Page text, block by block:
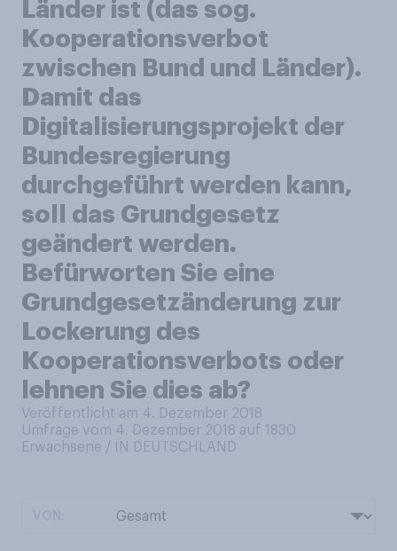
Länder ist (das sog.
Kooperationsverbot
zwischen Bund und Länder).
Damit das
Digitalisierungsprojekt der
Bundesregierung
durchgeführt werden kann,
soll das Grundgesetz
geändert werden.
Befürworten Sie eine
Grundgesetzänderung zur
Lockerung des
Kooperationsverbots oder
lehnen Sie dies ab?
Veröffentlicht am 4. Dezember 2018
Umfrage vom 4. Dezember 2018 auf 1830
Erwachsene / IN DEUTSCHLAND